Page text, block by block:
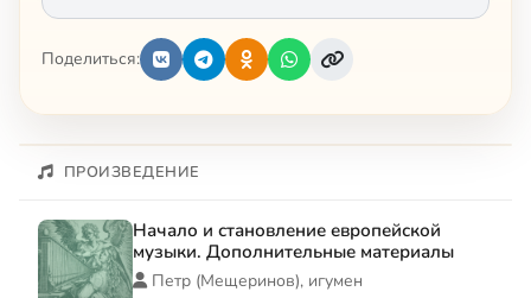
Поделиться:
ПРОИЗВЕДЕНИЕ
Начало и становление европейской
музыки. Дополнительные материалы
Петр (Мещеринов), игумен